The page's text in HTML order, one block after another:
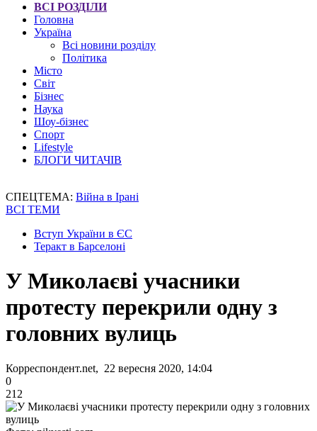
ВСІ РОЗДІЛИ
Головна
Україна
Всі новини розділу
Політика
Місто
Світ
Бізнес
Наука
Шоу-бізнес
Спорт
Lifestyle
БЛОГИ ЧИТАЧІВ
СПЕЦТЕМА: Війна в Ірані
ВСІ ТЕМИ
Вступ України в ЄС
Теракт в Барселоні
У Миколаєві учасники
протесту перекрили одну з
головних вулиць
Корреспондент.net, 22 вересня 2020, 14:04
0
212